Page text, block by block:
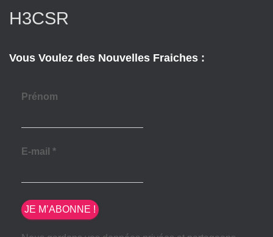
H3CSR
Vous Voulez des Nouvelles Fraiches :
Prénom
E-mail *